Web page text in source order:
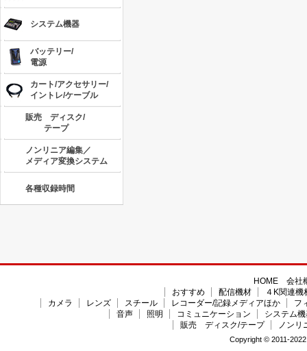
システム機器
バッテリー/
電源
カート/アクセサリー/
イントレ/ケーブル
販売 ディスク/
テープ
ノンリニア編集／
メディア変換システム
各種収録時間
HOME
会社
おすすめ
配信機材
４K関連機
カメラ
レンズ スチール レコーダー/記録メディアほか
フ
音声
照明 コミュニケーション
システム
販売 ディスク/テープ
ノンリ
Copyright © 2011-